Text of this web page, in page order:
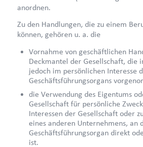
anordnen.
Zu den Handlungen, die zu einem
können, gehören u. a. die
Vornahme von geschäftlichen
Deckmantel der Gesellschaft, die
jedoch im persönlichen Interesse
Geschäftsführungsorgans
die Verwendung des Eigentums
Gesellschaft für persönliche
Interessen der Gesellschaft oder
eines anderen Unternehmens, an
Geschäftsführungsorgan direkt
ist.